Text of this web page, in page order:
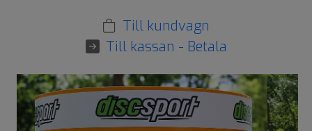
Till kundvagn
Till kassan - Betala